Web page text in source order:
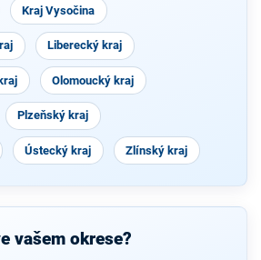
Kraj Vysočina
Liberecký kraj
Olomoucký kraj
Plzeňský kraj
Ústecký kraj Zlínský kraj
vašem okrese?